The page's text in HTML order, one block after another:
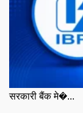
सरकारी बैंक मे�...